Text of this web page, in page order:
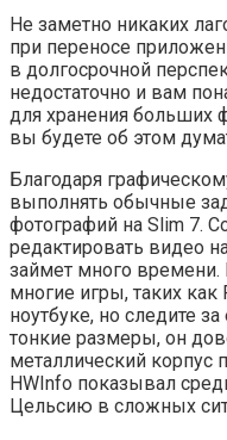
Не заметно никаких
при переносе
в долгосрочной
недостаточно и вам
для хранения больших
вы будете об этом
Благодаря
выполнять обычные
фотографий на Slim 7.
редактировать видео
займет много
многие игры, таких как
ноутбуке, но следите
тонкие размеры, он
металлический корпус
HWInfo показывал
Цельсию в сложных